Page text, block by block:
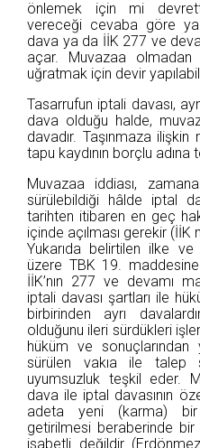
önlemek için mi
vereceği cevaba göre
dava ya da İİK 277 ve
açar. Muvazaa olmadan
uğratmak için devir
Tasarrufun iptali davası,
dava olduğu halde,
davadır. Taşınmaza
tapu kaydının borçlu
Muvazaa iddiası,
sürülebildiği hâlde iptal
tarihten itibaren en geç
içinde açılması gerekir (İİK
Yukarıda belirtilen ilke ve
üzere TBK 19.
İİK’nın 277 ve devamı
iptali davası şartları ile
birbirinden ayrı
olduğunu ileri sürdükleri
hüküm ve
sürülen vakıa ile talep
uyumsuzluk teşkil eder.
dava ile iptal davasının
adeta yeni (karma)
getirilmesi beraberinde
isabetli değildir